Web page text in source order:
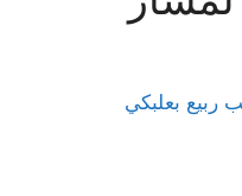
ربيع بعلبكي